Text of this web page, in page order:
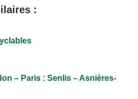
:
– Paris : Senlis – Asnières-